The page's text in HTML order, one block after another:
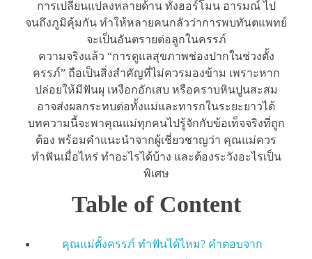
การเปลี่ยนแปลงหลายด้าน ทั้งฮอร์โมน อารมณ์ ไป
จนถึงภูมิคุ้มกัน ทำให้หลายคนกลัวว่าการพบทันตแพทย์
จะเป็นอันตรายต่อลูกในครรภ์
ความจริงแล้ว “การดูแลสุขภาพช่องปากในช่วงตั้ง
ครรภ์” ถือเป็นสิ่งสำคัญที่ไม่ควรมองข้าม เพราะหาก
ปล่อยให้มีฟันผุ เหงือกอักเสบ หรือคราบหินปูนสะสม
อาจส่งผลกระทบต่อทั้งแม่และทารกในระยะยาวได้
บทความนี้จะพาคุณแม่ทุกคนไปรู้จักกับข้อเท็จจริงที่ถูก
ต้อง พร้อมคำแนะนำจากผู้เชี่ยวชาญว่า คุณแม่ควร
ทำฟันเมื่อไหร่ ทำอะไรได้บ้าง และต้องระวังอะไรเป็น
พิเศษ
Table of Content
คุณแม่ตั้งครรภ์ ทำฟันได้ไหม? คำตอบจาก